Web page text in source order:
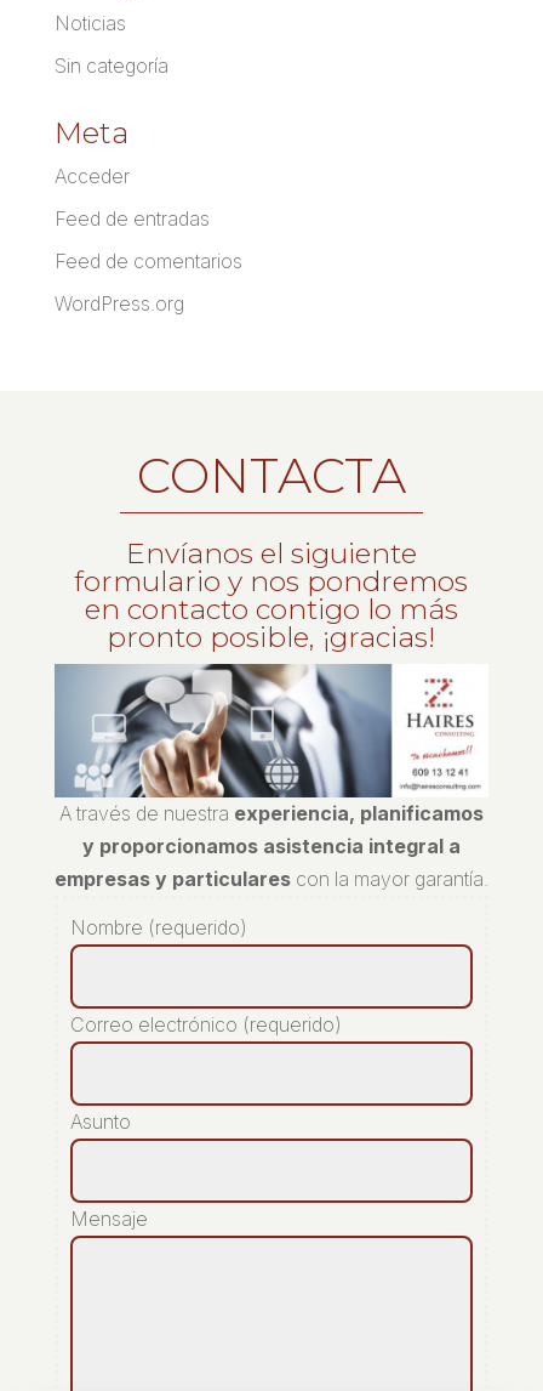
Noticias
Sin categoría
Meta
Acceder
Feed de entradas
Feed de comentarios
WordPress.org
CONTACTA
Envíanos el siguiente
formulario y nos pondremos
en contacto contigo lo más
pronto posible, ¡gracias!
A través de nuestra experiencia, planificamos
y proporcionamos asistencia integral a
empresas y particularescon la mayor garantía.
Nombre (requerido)
Correo electrónico (requerido)
Asunto
Mensaje